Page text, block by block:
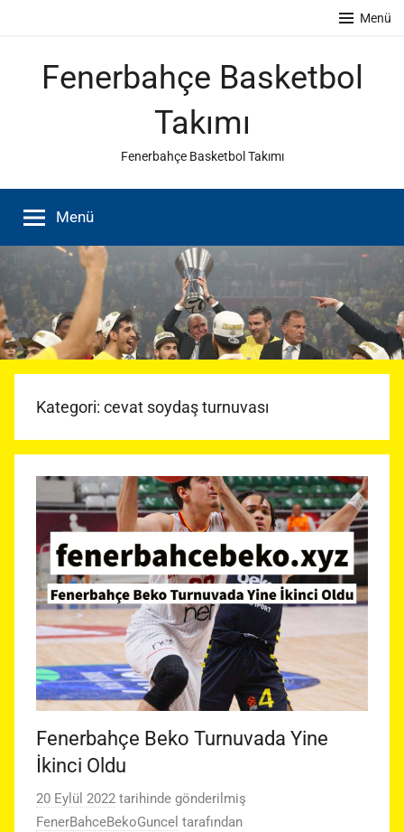
Menü
Fenerbahçe Basketbol
Takımı
Fenerbahçe Basketbol Takımı
Menü
Kategori: cevat soydaş turnuvası
Fenerbahçe Beko Turnuvada Yine
İkinci Oldu
20 Eylül 2022 tarihinde gönderilmiş
FenerBahceBekoGuncel tarafından